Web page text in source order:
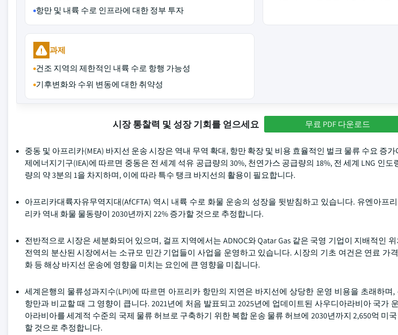
항만 및 내륙 수로 인프라에 대한 정부 투자
과제
건조 지역의 제한적인 내륙 수로 항행 가능성
기후변화와 수위 변동에 대한 취약성
시장 통찰력 및 성장 기회를 얻으세요 무료 PDF 다운로드
중동 및 아프리카(MEA) 바지선 운송 시장은 역내 무역 확대, 항만 확장 및 비용 효율적인 벌크 물류 수요 증
제에너지기구(IEA)에 따르면 중동은 전 세계 석유 공급량의 30%, 천연가스 공급량의 18%, 전 세계 LNG 인도
량의 약 3분의 1을 차지하며, 이에 따라 특수 탱크 바지선의 활용이 필요합니다.
아프리카대륙자유무역지대(AfCFTA) 역시 내륙 수로 화물 운송의 성장을 뒷받침하고 있습니다. 유엔아프
리카 역내 화물 물동량이 2030년까지 22% 증가할 것으로 추정합니다.
전반적으로 시장은 세분화되어 있으며, 걸프 지역에서는 ADNOC와 Qatar Gas 같은 국영 기업이 지배적인
전역의 분산된 시장에서는 소규모 민간 기업들이 사업을 운영하고 있습니다. 시장의 기초 여건은 연료 가
화 등 해상 바지선 운송에 영향을 미치는 요인에 큰 영향을 미칩니다.
세계은행의 물류성과지수(LPI)에 따르면 아프리카 항만의 지연은 바지선에 상당한 운영 비용을 초래하며,
항만과 비교할 때 그 영향이 큽니다. 2021년에 처음 발표되고 2025년에 업데이트된 사우디아라비아 국가
아라비아를 세계적 수준의 국제 물류 허브로 구축하기 위한 복합 운송 물류 허브에 2030년까지 2,650억 미
할 것으로 추정합니다.